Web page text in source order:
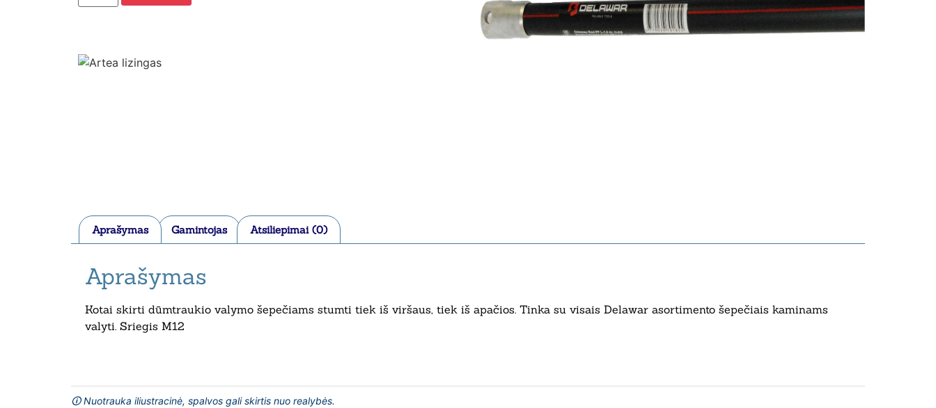
Aprašymas Gamintojas Atsiliepimai (0)
Aprašymas
Kotai skirti dūmtraukio valymo šepečiams stumti tiek iš viršaus, tiek iš apačios. Tinka su visais Delawar asortimento šepečiais kaminams
valyti. Sriegis M12
🛈 Nuotrauka iliustracinė, spalvos gali skirtis nuo realybės.